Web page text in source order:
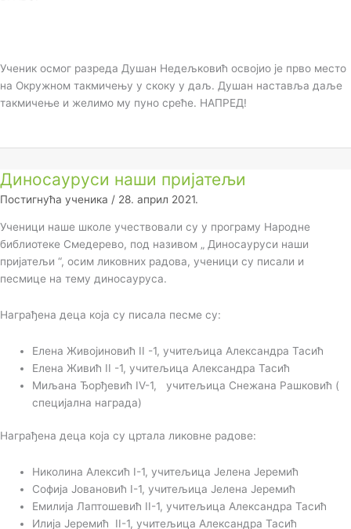
Ученик осмог разреда Душан Недељковић освојио је прво место
на Окружном такмичењу у скоку у даљ. Душан наставља даље
такмичење и желимо му пуно среће. НАПРЕД!
Диносауруси наши пријатељи
Постигнућа ученика / 28. април 2021.
Ученици наше школе учествовали су у програму Народне
библиотеке Смедерево, под називом „ Диносауруси наши
пријатељи “, осим ликовних радова, ученици су писали и
песмице на тему диносауруса.
Награђена деца која су писала песме су:
Елена Живојиновић II -1, учитељица Александра Тасић
Елена Живић II -1, учитељица Александра Тасић
Миљана Ђорђевић IV-1, учитељица Снежана Рашковић (
специјална награда)
Награђена деца која су цртала ликовне радове:
Николина Алексић I-1, учитељица Јелена Јеремић
Софија Јовановић I-1, учитељица Јелена Јеремић
Емилија Лаптошевић II-1, учитељица Александра Тасић
Илија Јеремић II-1, учитељица Александра Тасић